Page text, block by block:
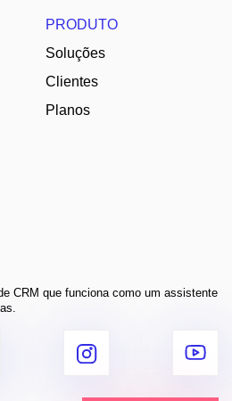
PRODUTO
Soluções
Clientes
Planos
CRM que funciona como um assistente